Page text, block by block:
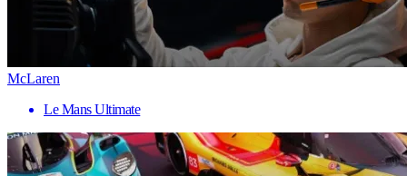
McLaren
Le Mans Ultimate